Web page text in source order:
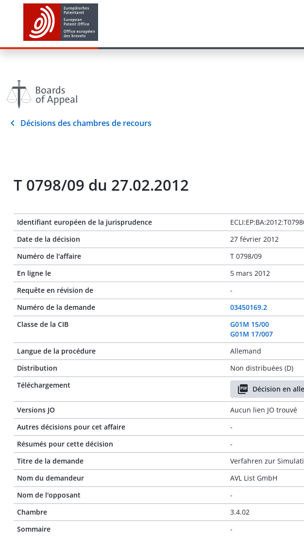
Décisions des chambres de recours
T 0798/09 du 27.02.2012
Identifiant européen de la jurisprudence
Date de la décision
27 février 2012
Numéro de l'affaire
T 0798/09
En ligne le
5 mars 2012
Requête en révision de
-
Numéro de la demande
03450169.2
Classe de la CIB
G01M 15/00
G01M 17/007
Langue de la procédure
Allemand
Distribution
Non distribuées (D)
Téléchargement
Décision en
Versions JO
Aucun lien JO trouvé
Autres décisions pour cet affaire
-
Résumés pour cette décision
-
Titre de la demande
Verfahren zur
Nom du demandeur
AVL List GmbH
Nom de l'opposant
-
Chambre
3.4.02
Sommaire
-